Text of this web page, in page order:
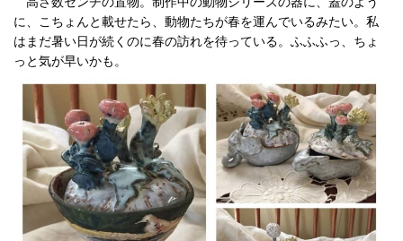
に、こちょんと載せたら、動物たちが春を運んでいるみたい。私
はまだ暑い日が続くのに春の訪れを待っている。ふふふっ、ちょ
っと気が早いかも。